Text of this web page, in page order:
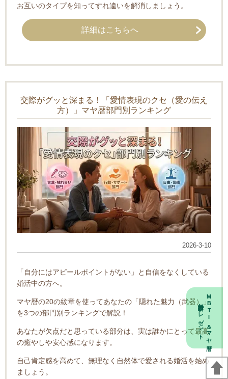
お互いのタイプを知ってすれ違いを解消しましょう。
詳細はこちらへ
交際がグッと深まる！「愛情表現のクセ（愛の伝え
方）」マヤ暦部門別ランキング
2026-3-10
「自分にはアピールポイントがない」と自信をなくしている
婚活中の方へ。
マヤ暦の20の紋章を使ってあなたの「隠れた魅力（武器）」
を3つの部門別ランキングで解説！
あなたが欠点だと思っている部分は、実は誰かにとって最高
の癒やしや安心感になります。
自己肯定感を高めて、無理なく自然体で愛される婚活を始め
ましょう。
MBTI＆マヤ暦
無料診断プレゼント